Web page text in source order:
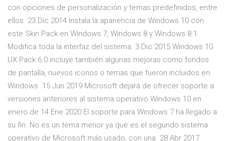
con opciones de personalización y temas predefinidos, entre
ellos 23 Dic 2014 Instala la apariencia de Windows 10 con
este Skin Pack en Windows 7, Windows 8 y Windows 8.1.
Modifica toda la interfaz del sistema. 3 Dic 2015 Windows 10
UX Pack 6.0 incluye también algunas mejoras como fondos
de pantalla, nuevos iconos o temas que fueron incluidos en
Windows 15 Jun 2019 Microsoft dejará de ofrecer soporte a
versiones anteriores al sistema operativo Windows 10 en
enero de 14 Ene 2020 El soporte para Windows 7 ha llegado a
su fin. No es un tema menor ya que es el segundo sistema
operativo de Microsoft más usado, con una 28 Abr 2017